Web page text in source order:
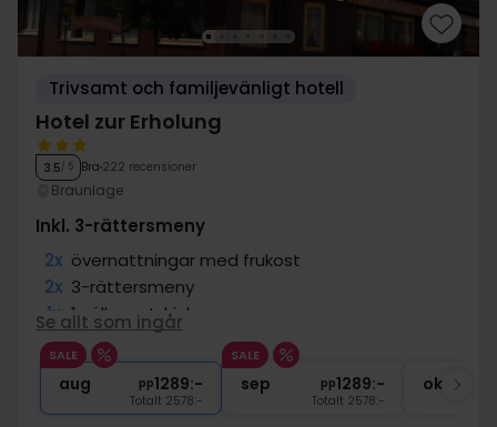
Trivsamt och familjevänligt hotell
Hotel zur Erholung
3.5/ 5 Bra 222 recensioner
Braunlage
Inkl. 3-rättersmeny
2x övernattningar med frukost
2x 3-rättersmeny
1x 1 välkomstdrink
2x Gratis internet och parkering
1x kaffe att ta med
Se allt som ingår
SALE
aug pp1289:-
Totalt 2578:-
SALE
sep pp1289:-
Totalt 2578:-
okt